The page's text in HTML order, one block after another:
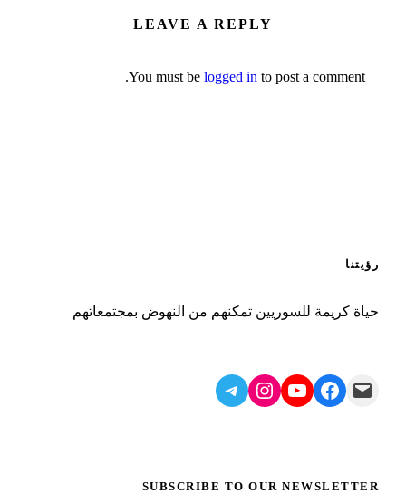
LEAVE A REPLY
You must be logged in to post a comment.
رؤيتنا
حياة كريمة للسوريين تمكنهم من النهوض بمجتمعاتهم
Mail
Facebook
YouTube
Instagram
Telegram
SUBSCRIBE TO OUR NEWSLETTER